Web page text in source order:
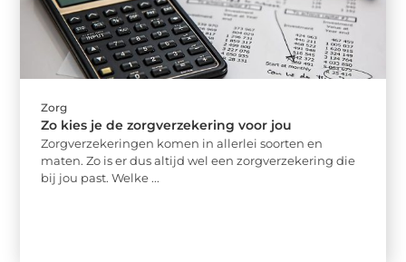
Zorg
Zo kies je de zorgverzekering voor jou
Zorgverzekeringen komen in allerlei soorten en
maten. Zo is er dus altijd wel een zorgverzekering die
bij jou past. Welke ...